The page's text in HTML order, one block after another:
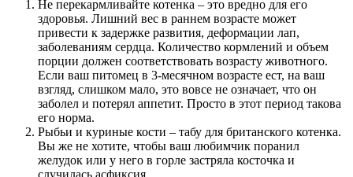
Не перекармливайте котенка – это вредно для его
здоровья. Лишний вес в раннем возрасте может
привести к задержке развития, деформации лап,
заболеваниям сердца. Количество кормлений и объем
порции должен соответствовать возрасту животного.
Если ваш питомец в 3-месячном возрасте ест, на ваш
взгляд, слишком мало, это вовсе не означает, что он
заболел и потерял аппетит. Просто в этот период такова
его норма.
Рыбьи и куриные кости – табу для британского котенка.
Вы же не хотите, чтобы ваш любимчик поранил
желудок или у него в горле застряла косточка и